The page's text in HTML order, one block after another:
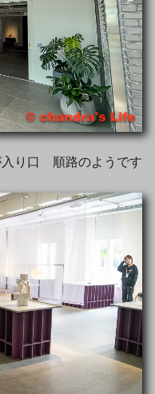
り口 順路のようです